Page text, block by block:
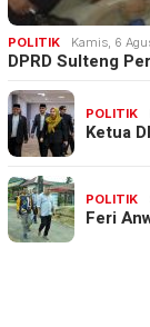
POLITIK Kamis, 6
DPRD Sulteng
POLITIK
Ketua
POLITIK
Feri